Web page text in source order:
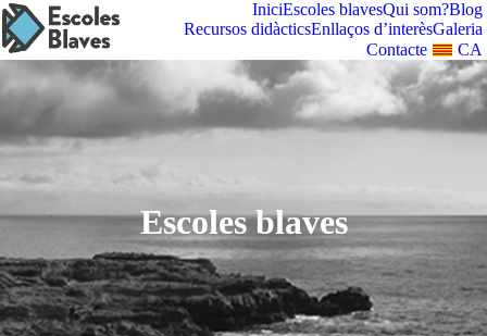
IniciEscoles blavesQui som?Blog
Recursos didàcticsEnllaços d’interèsGaleria
Contacte
CA
Escoles blaves